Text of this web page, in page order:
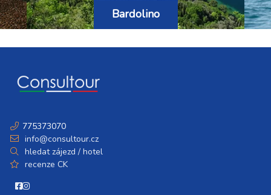
Bardolino
775373070
info@consultour.cz
hledat zájezd / hotel
recenze CK